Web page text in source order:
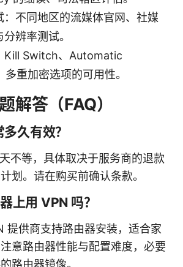
：不同地区的流媒体官网、社媒
辨率测试。
Kill Switch、Automatic
重加密选项的可用性。
解答（FAQ）
久有效？
不等，具体取决于服务商的退款
划。请在购买前确认条款。
上用 VPN 吗？
提供商支持路由器安装，适合家
意路由器性能与配置难度，必要
路由器镜像。